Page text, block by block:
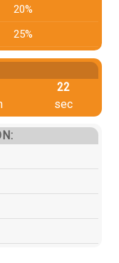
20%
25%
22
sec